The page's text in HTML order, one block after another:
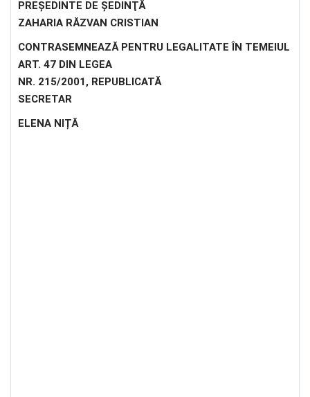
PREŞEDINTE DE ŞEDINŢĂ
ZAHARIA RĂZVAN CRISTIAN
CONTRASEMNEAZĂ PENTRU LEGALITATEÎN TEMEIUL
ART. 47 DIN LEGEA
NR. 215/2001, REPUBLICATĂ
SECRETAR
ELENA NIȚĂ